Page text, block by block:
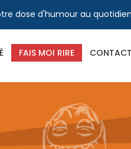
dose d'humour au quotidien
FAIS MOI RIRE CONTACT